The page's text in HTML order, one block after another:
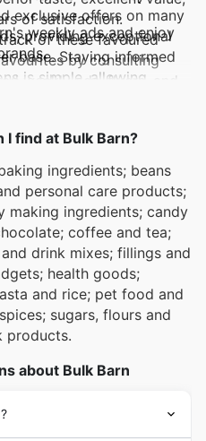
of satisfaction.
of these favoured
by consulting
weekly ads, flyers, and
which often showcase
exclusive offers on many
providing exceptional
base. Staying informed
is simple, allowing
weekly ads and enjoy
find at Bulk Barn?
ingredients; beans
personal care products;
making ingredients; candy
coffee and tea;
drink mixes; fillings and
health goods;
and rice; pet food and
sugars, flours and
products.
about Bulk Barn